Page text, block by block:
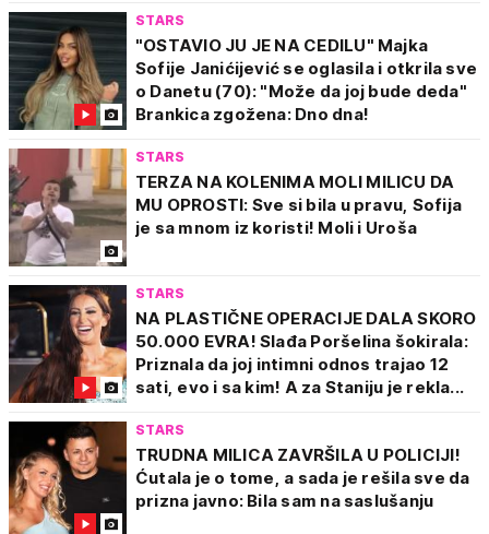
STARS
"OSTAVIO JU JE NA CEDILU" Majka
Sofije Janićijević se oglasila i otkrila sve
o Danetu (70): "Može da joj bude deda"
Brankica zgožena: Dno dna!
STARS
TERZA NA KOLENIMA MOLI MILICU DA
MU OPROSTI: Sve si bila u pravu, Sofija
je sa mnom iz koristi! Moli i Uroša
STARS
NA PLASTIČNE OPERACIJE DALA SKORO
50.000 EVRA! Slađa Poršelina šokirala:
Priznala da joj intimni odnos trajao 12
sati, evo i sa kim! A za Staniju je rekla...
STARS
TRUDNA MILICA ZAVRŠILA U POLICIJI!
Ćutala je o tome, a sada je rešila sve da
prizna javno: Bila sam na saslušanju